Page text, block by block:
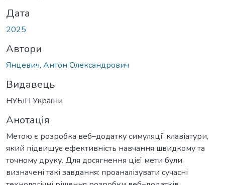
Дата
2025
Автори
Янцевич, Антон Олександрович
Видавець
НУБіП України
Анотація
Метою є розробка веб–додатку симуляції клавіатури,
який підвищує ефективність навчання швидкому та
точному друку. Для досягнення цієї мети були
визначені такі завдання: проаналізувати сучасні